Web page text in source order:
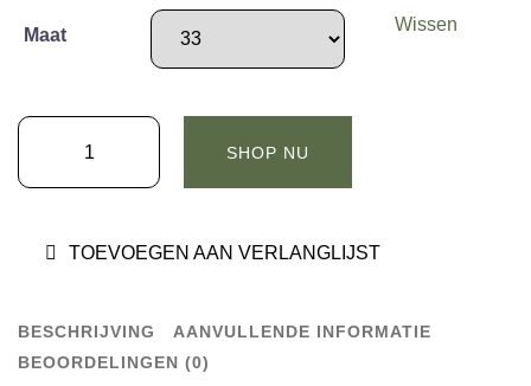
Maat
Wissen
Kings
indigo
Sushan
SHOP NU
TOEVOEGEN AAN VERLANGLIJST
BESCHRIJVING
AANVULLENDE INFORMATIE
BEOORDELINGEN (0)